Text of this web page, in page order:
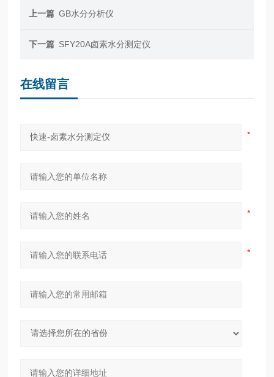
上一篇 GB水分分析仪
下一篇 SFY20A卤素水分测定仪
在线留言